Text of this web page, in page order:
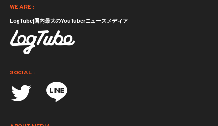
WE ARE :
LogTube|国内最大のYouTuberニュースメディア
SOCIAL :